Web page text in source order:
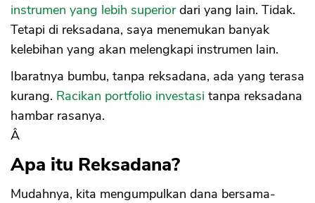
instrumen yang lebih superiordari yang lain. Tidak.
Tetapi di reksadana, saya menemukan banyak
kelebihan yang akan melengkapi instrumen lain.
Ibaratnya bumbu, tanpa reksadana, ada yang terasa
kurang. Racikan portfolio investasi tanpa reksadana
hambar rasanya.
Â
Apa itu Reksadana?
Mudahnya, kita mengumpulkan dana bersama-